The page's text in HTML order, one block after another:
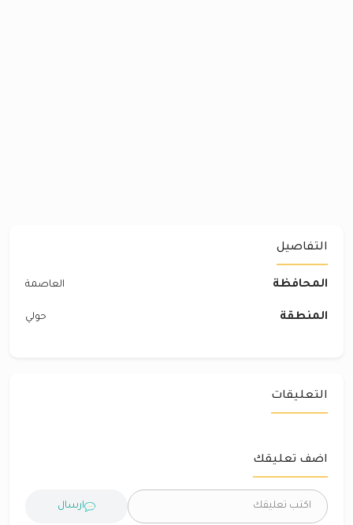
التفاصيل
المحافظة العاصمة
المنطقة حولي
التعليقات
اضف تعليقك
ارسال